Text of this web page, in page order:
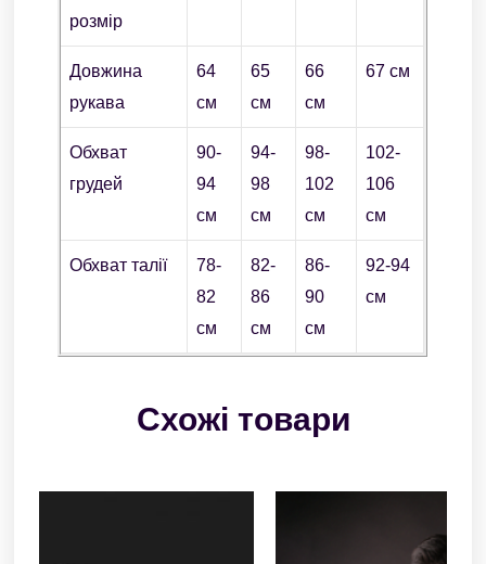
розмір
Довжина
рукава
64
см
65
см
66
см
67 см
Обхват
грудей
90-
94
см
94-
98
см
98-
102
см
102-
106
см
Обхват талії
78-
82
см
82-
86
см
86-
90
см
92-94
см
Схожі товари